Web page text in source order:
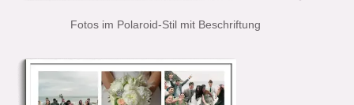
Fotos im Polaroid-Stil mit Beschriftung